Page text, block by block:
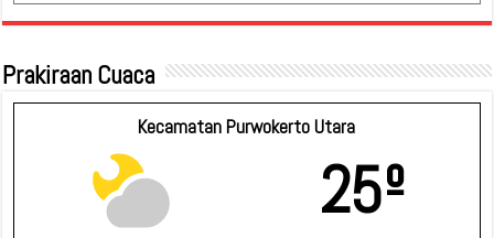
Prakiraan Cuaca
Kecamatan Purwokerto Utara
25º